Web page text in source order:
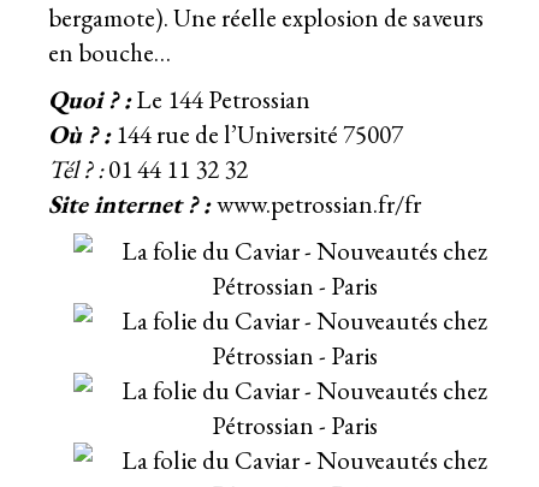
bergamote). Une réelle explosion de saveurs
en bouche…
Quoi ? :Le 144 Petrossian
Où ? : 144 rue de l’Université 75007
Tél ? :01 44 11 32 32
Site internet ? :www.petrossian.fr/fr